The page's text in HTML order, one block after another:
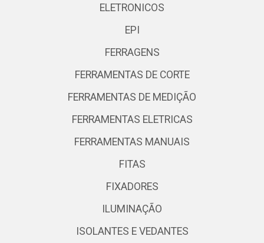
ELETRONICOS
EPI
FERRAGENS
FERRAMENTAS DE CORTE
FERRAMENTAS DE MEDIÇÃO
FERRAMENTAS ELETRICAS
FERRAMENTAS MANUAIS
FITAS
FIXADORES
ILUMINAÇÃO
ISOLANTES E VEDANTES